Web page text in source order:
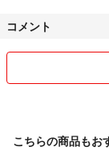
・万が一商品の不
お知らせいただけ
・発送後の商品変
コメントに反応出
コメント
こちらの商品もお